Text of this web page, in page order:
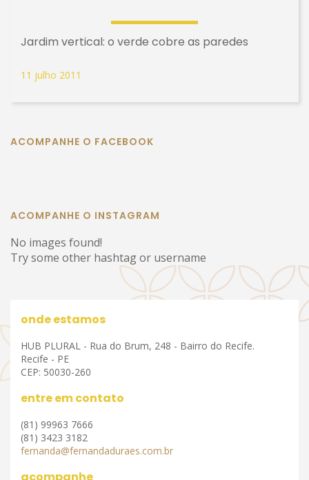
Jardim vertical: o verde cobre as paredes
11 julho 2011
ACOMPANHE O FACEBOOK
ACOMPANHE O INSTAGRAM
No images found!
Try some other hashtag or username
onde estamos
HUB PLURAL - Rua do Brum, 248 - Bairro do Recife.
Recife - PE
CEP: 50030-260
entre em contato
(81) 99963 7666
(81) 3423 3182
fernanda@fernandaduraes.com.br